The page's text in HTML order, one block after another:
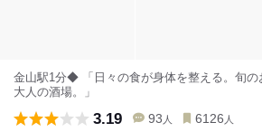
金山駅1分◆ 「日々の食が身体を整える。旬の
大人の酒場。」
3.19 93 人 6126 人